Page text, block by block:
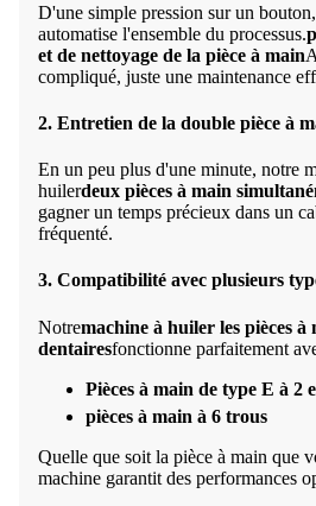
D'une simple pression sur un
automatise l'ensemble du processus.
et de nettoyage de la pièce à main
compliqué, juste une maintenance
2. Entretien de la double pièce à
En un peu plus d'une minute, notre
huilerdeux pièces à main
gagner un temps précieux dans un
fréquenté.
3. Compatibilité avec plusieurs
Notremachine à huiler les pièces à
dentairesfonctionne parfaitement
Pièces à main de type E à 2
pièces à main à 6 trous
Quelle que soit la pièce à main que
machine garantit des performances